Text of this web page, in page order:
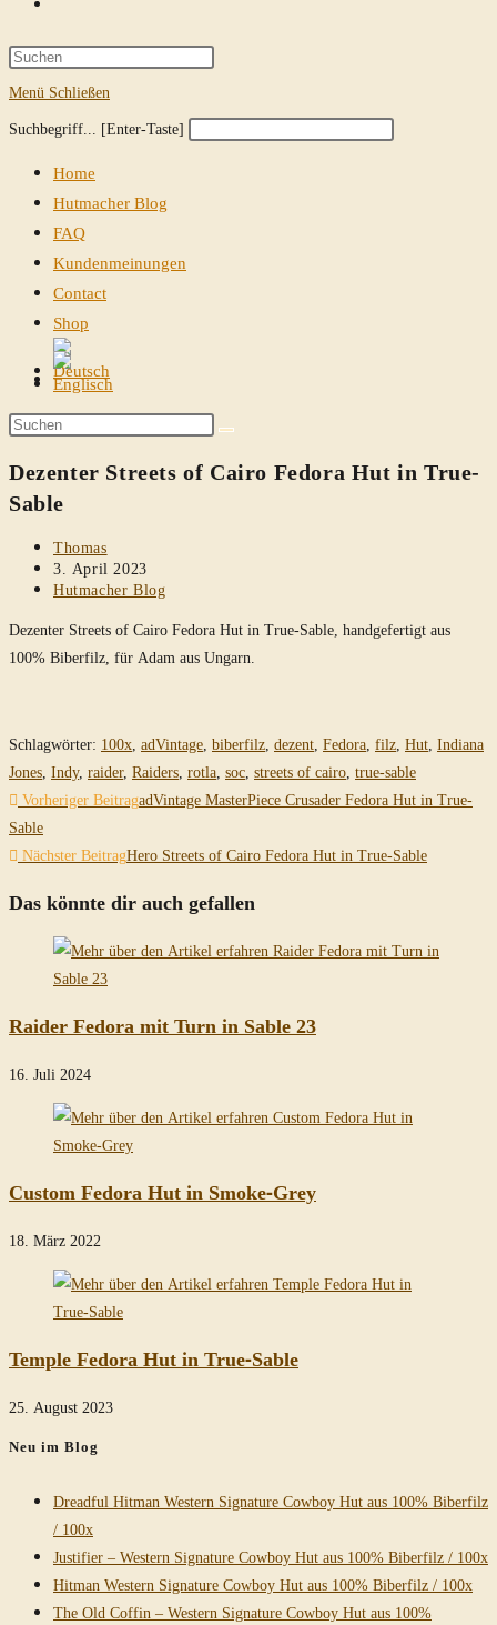
Suche
umschalten
Press
close
Menü Schließen
Diese
durchsuchen
Suchbegriff... [Enter-Taste]
Press
Home
Hutmacher Blog
FAQ
Kundenmeinungen
Contact
Shop
Website-
Suche
umschalten
Diese
durchsuchen
Dezenter Streets of Cairo Fedora Hut in True-
Sable
Beitrags-
Autor:
Thomas
Beitrag
veröffentlicht:
3. April 2023
Beitrags-
Hutmacher Blog
Dezenter Streets of Cairo Fedora Hut in True-Sable, handgefertigt aus
100% Biberfilz, für Adam aus Ungarn.
Schlagwörter: 100x, adVintage, biberfilz, dezent, Fedora, filz, Hut, Indiana
Jones, Indy, raider, Raiders, rotla, soc, streets of cairo, true-sable
Weitere
Artikel
ansehen
Vorheriger BeitragadVintage MasterPiece Crusader Fedora Hut in True-
Sable
Nächster BeitragHero Streets of Cairo Fedora Hut in True-Sable
Das könnte dir auch gefallen
Raider Fedora mit Turn in Sable 23
16. Juli 2024
Custom Fedora Hut in Smoke-Grey
18. März 2022
Temple Fedora Hut in True-Sable
25. August 2023
Neu im Blog
Dreadful Hitman Western Signature Cowboy Hut aus 100% Biberfilz
/ 100x
Justifier – Western Signature Cowboy Hut aus 100% Biberfilz / 100x
Hitman Western Signature Cowboy Hut aus 100% Biberfilz / 100x
The Old Coffin – Western Signature Cowboy Hut aus 100%